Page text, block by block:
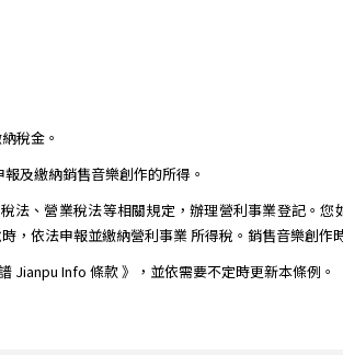
稅金。
及繳納銷售音樂創作的所得。
法、營業稅法等相關規定，辦理營利事業登記。
依法申報並繳納營利事業 所得稅。銷售音樂創作
Jianpu Info 條款 》，並依需要不定時更新本條例。